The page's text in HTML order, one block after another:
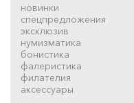
новинки
спецпредложения
эксклюзив
нумизматика
бонистика
фалеристика
филателия
аксессуары